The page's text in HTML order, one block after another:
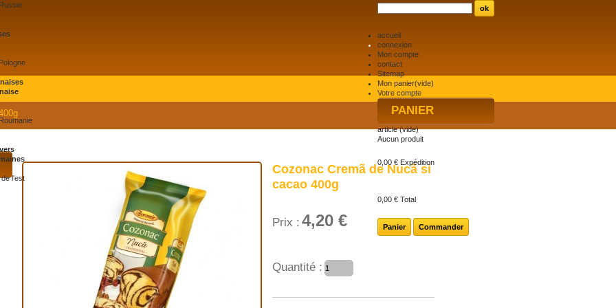
accueil
connexion
Mon compte
contact
Sitemap
Mon panier(vide)
Votre compte
PANIER
article (vide)
Aucun produit
0,00 € Expédition
0,00 € Total
Panier Commander
l'est
Cozonac Cremã de Nucã si
cacao 400g
Prix : 4,20 €
Quantité :